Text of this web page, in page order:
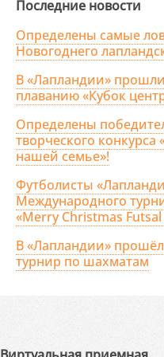
Последние новости
Определены самые
Новогоднего
В «Лапландии»
плаванию «Кубок
Определены
творческого
нашей семье»!
Футболисты
Международного
«Merry Christmas Futsal
В «Лапландии»
турнир по шахматам